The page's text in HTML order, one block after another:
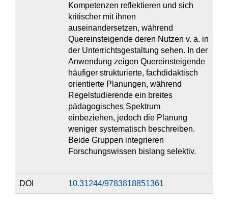
Kompetenzen reflektieren und sich
kritischer mit ihnen
auseinandersetzen, während
Quereinsteigende deren Nutzen v. a. in
der Unterrichtsgestaltung sehen. In der
Anwendung zeigen Quereinsteigende
häufiger strukturierte, fachdidaktisch
orientierte Planungen, während
Regelstudierende ein breites
pädagogisches Spektrum
einbeziehen, jedoch die Planung
weniger systematisch beschreiben.
Beide Gruppen integrieren
Forschungswissen bislang selektiv.
DOI 10.31244/9783818851361